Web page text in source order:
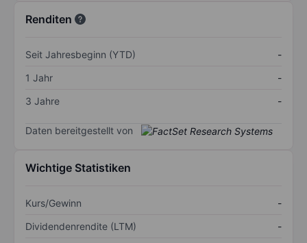
Renditen
Seit Jahresbeginn (YTD)
-
1 Jahr
-
3 Jahre
-
Daten bereitgestellt von
Wichtige Statistiken
Kurs/Gewinn
-
Dividendenrendite (LTM)
-